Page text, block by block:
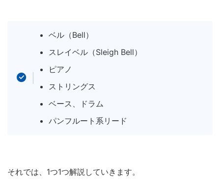
ベル（Bell）
スレイベル（Sleigh Bell）
ピアノ
ストリングス
ベース、ドラム
パンフルート系リード
それでは、1つ1つ解説していきます。